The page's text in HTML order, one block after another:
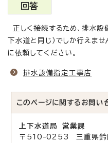
回答
正しく接続するため、排水
下水道と同じ）でしか行えませ
に依頼してください。
排水設備指定工事店
このページに関する お問い
上下水道局 営業課
〒510-0253 三重県鈴